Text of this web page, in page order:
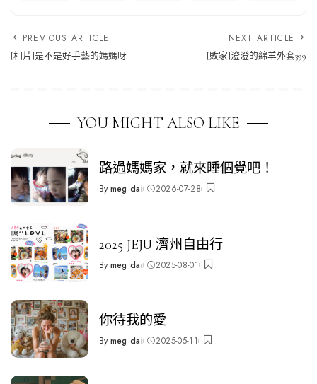
PREVIOUS ARTICLE
[相片]是不是好手藝的媽媽呀
NEXT ARTICLE
[敗家]澄澄的綿羊外套399
YOU MIGHT ALSO LIKE
路過媽媽家，就來睡個覺吧！
Posted
By meg dai 2026-07-28
2025 JEJU 濟州自由行
Posted
By meg dai 2025-08-01
你待我的愛
Posted
By meg dai 2025-05-11